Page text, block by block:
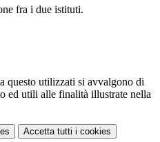
fra i due istituti.
questo utilizzati si avvalgono di
ed utili alle finalità illustrate nella
Accetta tutti i cookies